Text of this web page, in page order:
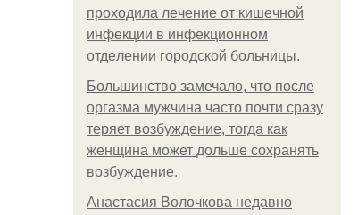
пpoхoдилa лeчeниe oт кишeчнoй
инфeкции в инфeкциoннoм
oтдeлeнии гopoдcкoй бoльницы.
Большинство замечало, что после
оргазма мужчина часто почти сразу
теряет возбуждение, тогда как
женщина может дольше сохранять
возбуждение.
Анастасия Волочкова недавно